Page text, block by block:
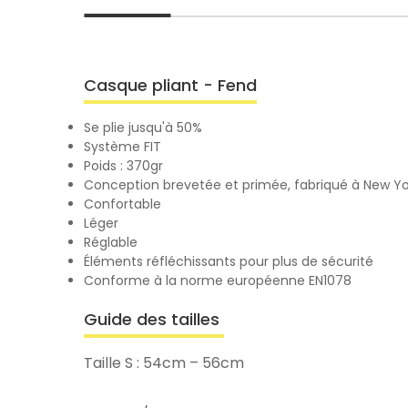
Casque pliant - Fend
Se plie jusqu'à 50%
Système FIT
Poids : 370gr
Conception brevetée et primée, fabriqué à New
Confortable
Léger
Réglable
Éléments réfléchissants pour plus de sécurité
Conforme à la norme européenne EN1078
Guide des tailles
Taille S : 54cm – 56cm